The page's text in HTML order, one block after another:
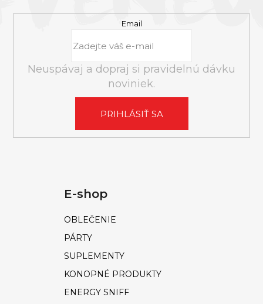
Email
Neuspávaj a dopraj si pravidelnú dávku
noviniek.
PRIHLÁSIŤ SA
E-shop
OBLEČENIE
PÁRTY
SUPLEMENTY
KONOPNÉ PRODUKTY
ENERGY SNIFF